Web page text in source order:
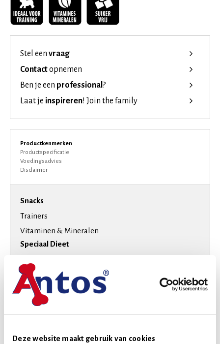
Deze website maakt gebruik van cookies
Stel een vraag
Contactopnemen
Ben je een professional ?
Laat je inspireren! Join the family
Productkenmerken
Productspecificatie
Voedingsadvies
Disclaimer
Snacks
Trainers
Vitaminen & Mineralen
Speciaal Dieet
Smaak
Rund
Varken
Extra kleine honden